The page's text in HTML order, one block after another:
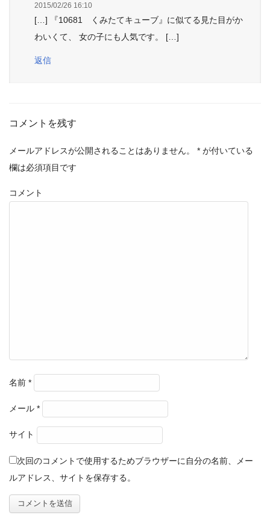
2015/02/26 16:10
[…] 『10681 くみたてキューブ』に似てる見た目がか
わいくて、 女の子にも人気です。 […]
返信
コメントを残す
メールアドレスが公開されることはありません。 * が付いている
欄は必須項目です
コメント
名前 *
メール *
サイト
次回のコメントで使用するためブラウザーに自分の名前、メー
ルアドレス、サイトを保存する。